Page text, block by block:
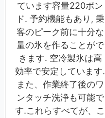
ています容量220ポン
ド. 予約機能もあり, 乗
客のピーク前に十分な
量の氷を作ることがで
きます. 空冷製氷は高
効率で安定しています.
また、作業終了後のワ
ンタッチ洗浄も可能で
す.これらすべてが、こ